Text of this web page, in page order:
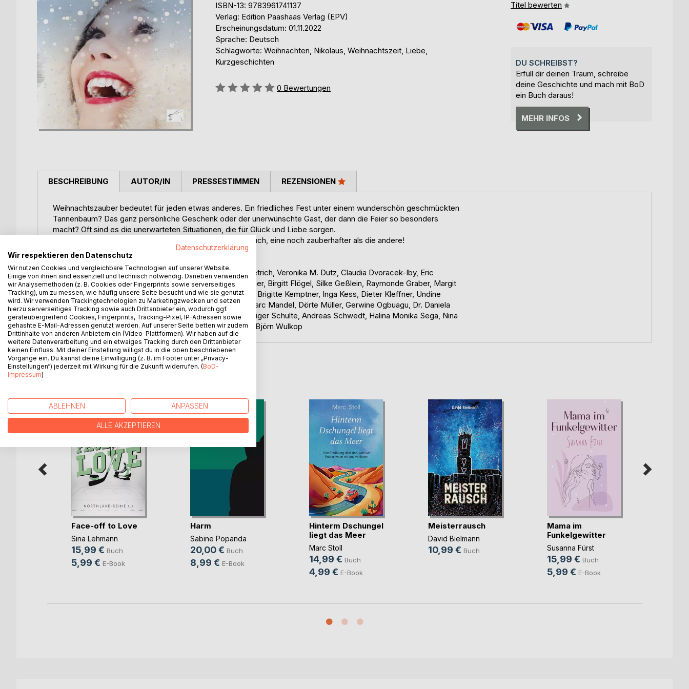
ISBN-13: 9783961741137
Verlag: Edition Paashaas Verlag (EPV)
Erscheinungsdatum: 01.11.2022
Sprache: Deutsch
Schlagworte: Weihnachten, Nikolaus, Weihnachtszeit, Liebe,
Kurzgeschichten
Bewertung::
0 Bewertungen
Titel bewerten
DU SCHREIBST?
Erfüll dir deinen Traum, schreibe
deine Geschichte und mach mit BoD
ein Buch daraus!
MEHR INFOS
BESCHREIBUNG
Weihnachtszauber bedeutet für jeden etwas anderes. Ein friedliches Fest unter einem wunderschön geschmückten
Tannenbaum? Das ganz persönliche Geschenk oder der unerwünschte Gast, der dann die Feier so besonders
macht? Oft sind es die unerwarteten Situationen, die für Glück und Liebe sorgen.
Gleich 39 Weihnachtsgeschichten finden Sie in diesem Buch, eine noch zauberhafter als die andere!
Franziska Bauer, Hermann Bauer, Petra Bohn, Matthias Dietrich, Veronika M. Dutz, Claudia Dvoracek-Iby, Eric
Eaglestone, Anke Elsner, Rita Falkenstein, Christiane Fischer, Birgitt Flögel, Silke Geßlein, Raymonde Graber, Margit
Günster, Renate Habets, Christine Hidringer, Martina Kast, Brigitte Kemptner, Inga Kess, Dieter Kleffner, Undine
Klipstein, Isabell Kulbe, Maria Lehner, Albertine Lukilian, Marc Mandel, Dörte Müller, Gerwine Ogbuagu, Dr. Daniela
Preiß, Wolfgang Rödig, Kaia Rose, Bettina Schneider, Rüdiger Schulte, Andreas Schwedt, Halina Monika Sega, Nina
Sock, Brigitte Vollenberg, Marcus Watolla, Greta Welslau, Björn Wulkop
AUTOR/IN PRESSESTIMMEN REZENSIONEN
WEITERE TITEL BEIBoD
Face-off to Love
Sina Lehmann
15,99 € Buch
5,99 € E-Book
Harm
Sabine Popanda
20,00 € Buch
8,99 € E-Book
Hinterm Dschungel
liegt das Meer
Marc Stoll
14,99 € Buch
4,99 € E-Book
Meisterrausch
David Bielmann
10,99 € Buch
Mama im
Funkelgewitter
Susanna Fürst
15,99 € Buch
5,99 € E-Book
Datenschutzerklärung
Wir respektieren den Datenschutz
Wir nutzen Cookies und vergleichbare Technologien auf unserer Website.
Einige von ihnen sind essenziell und technisch notwendig. Daneben verwenden
wir Analysemethoden (z. B. Cookies oder Fingerprints sowie serverseitiges
Tracking), um zu messen, wie häufig unsere Seite besucht und wie sie genutzt
wird. Wir verwenden Trackingtechnologien zu Marketingzwecken und setzen
hierzu serverseitiges Tracking sowie auch Drittanbieter ein, wodurch ggf.
geräteübergreifend Cookies, Fingerprints, Tracking-Pixel, IP-Adressen sowie
gehashte E-Mail-Adressen genutzt werden. Auf unserer Seite betten wir zudem
Drittinhalte von anderen Anbietern ein (Video-Plattformen). Wir haben auf die
weitere Datenverarbeitung und ein etwaiges Tracking durch den Drittanbieter
keinen Einfluss. Mit deiner Einstellung willigst du in die oben beschriebenen
Vorgänge ein. Du kannst deine Einwilligung (z. B. im Footer unter „Privacy-
Einstellungen“) jederzeit mit Wirkung für die Zukunft widerrufen. (BoD-
Impressum)
ABLEHNEN ANPASSEN
ALLE AKZEPTIEREN